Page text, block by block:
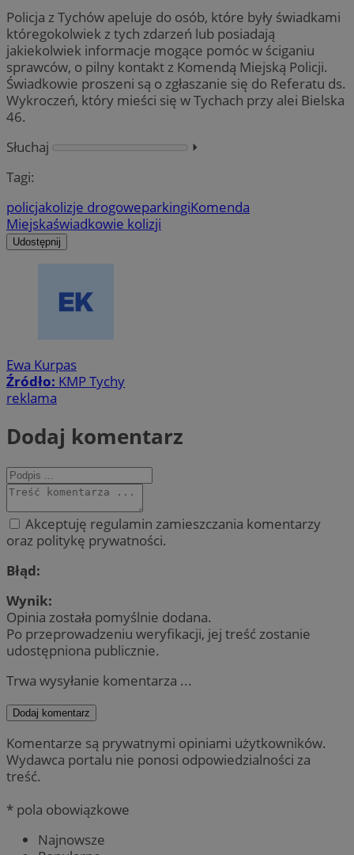
Policja z Tychów apeluje do osób, które były świadkami
któregokolwiek z tych zdarzeń lub posiadają
jakiekolwiek informacje mogące pomóc w ściganiu
sprawców, o pilny kontakt z Komendą Miejską Policji.
Świadkowie proszeni są o zgłaszanie się do Referatu ds.
Wykroczeń, który mieści się w Tychach przy alei Bielska
46.
Słuchaj
⏵︎
Tagi:
policjakolizje drogoweparkingiKomenda
Miejskaświadkowie kolizji
Udostępnij
Ewa Kurpas
Źródło: KMP Tychy
reklama
Dodaj komentarz
Akceptuję regulamin zamieszczania komentarzy
oraz politykę prywatności.
Błąd:
Wynik:
Opinia została pomyślnie dodana.
Po przeprowadzeniu weryfikacji, jej treść zostanie
udostępniona publicznie.
Trwa wysyłanie komentarza ...
Dodaj komentarz
Komentarze są prywatnymi opiniami użytkowników.
Wydawca portalu nie ponosi odpowiedzialności za
treść.
* pola obowiązkowe
Najnowsze